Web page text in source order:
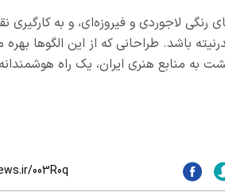
رنگی لاجوردی و فیروزه‌ای، و به
باشد. طراحانی که از این الگوها
به منابع هنری ایران، یک راه
003R0q